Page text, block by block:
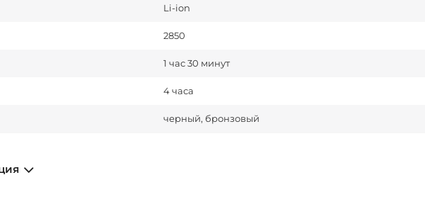
Li-ion
2850
1 час 30 минут
4 часа
черный, бронзовый